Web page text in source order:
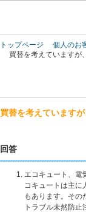
トップページ 個人のお
買替を考えていますが
買替を考えています
回答
エコキュート、電
コキュートは主に
もあります。その
トラブル未然防